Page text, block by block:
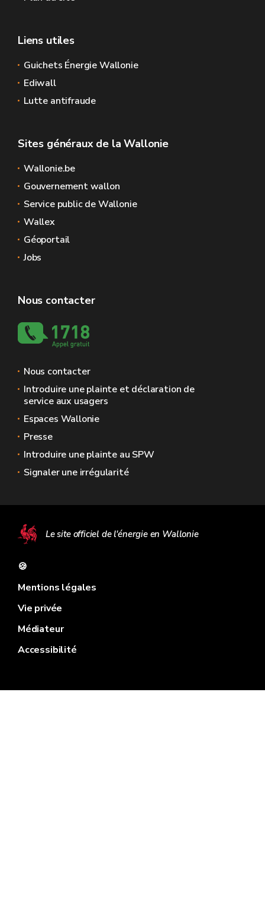
Liens utiles
Guichets Énergie Wallonie
Ediwall
Lutte antifraude
Sites généraux de la Wallonie
Wallonie.be
Gouvernement wallon
Service public de Wallonie
Wallex
Géoportail
Jobs
Nous contacter
Nous contacter
Introduire une plainte et déclaration de
service aux usagers
Espaces Wallonie
Presse
Introduire une plainte au SPW
Signaler une irrégularité
Le site officiel de l'énergie en Wallonie
🍪
Mentions légales
Vie privée
Médiateur
Accessibilité